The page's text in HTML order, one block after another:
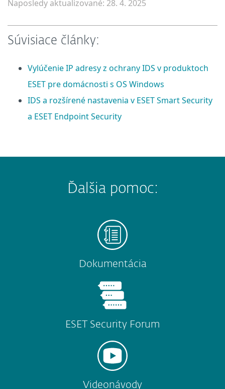
Naposledy aktualizované: 28. 4. 2025
Súvisiace články:
Vylúčenie IP adresy z ochrany IDS v produktoch
ESET pre domácnosti s OS Windows
IDS a rozšírené nastavenia v ESET Smart Security
a ESET Endpoint Security
Ďalšia pomoc:
Dokumentácia
ESET Security Forum
Videonávody